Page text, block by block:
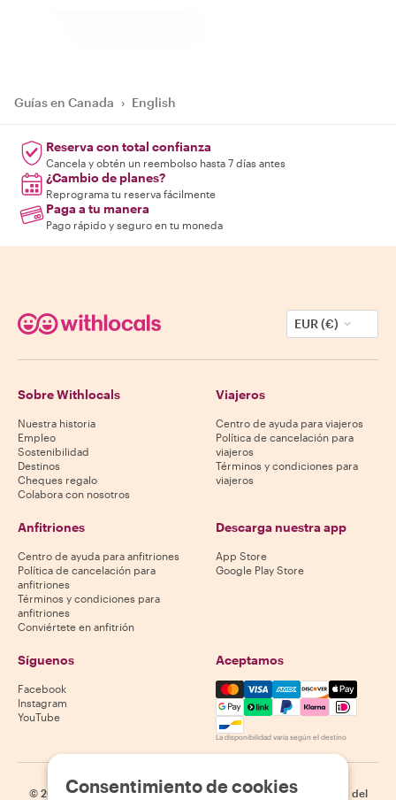
Guías en Canada › English
Reserva con total confianza
Cancela y obtén un reembolso hasta 7 días antes
¿Cambio de planes?
Reprograma tu reserva fácilmente
Paga a tu manera
Pago rápido y seguro en tu moneda
EUR (€)
Sobre Withlocals
Nuestra historia
Empleo
Sostenibilidad
Destinos
Cheques regalo
Colabora con nosotros
Viajeros
Centro de ayuda para viajeros
Política de cancelación para
viajeros
Términos y condiciones para
viajeros
Anfitriones
Centro de ayuda para anfitriones
Política de cancelación para
anfitriones
Términos y condiciones para
anfitriones
Conviértete en anfitrión
Descarga nuestra app
App Store
Google Play Store
Síguenos
Facebook
Instagram
YouTube
Aceptamos
Mastercard, Visa, Amex,
La disponibilidad varía según el destino
© 2026 Withlocals.com | Política de privacidad | Cookies Mapa del
Consentimiento de cookies